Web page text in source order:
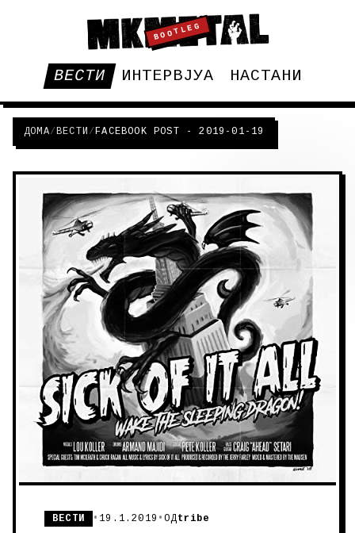
BOOTLEG
ВЕСТИ ИНТЕРВЈУА НАСТАНИ
ДОМА/ВЕСТИ /FACEBOOK POST - 2019-01-19
ВЕСТИ • 19.1.2019 •ОДtribe